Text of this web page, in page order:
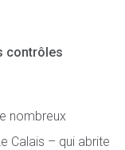
contrôles
nombreux
Calais – qui abrite